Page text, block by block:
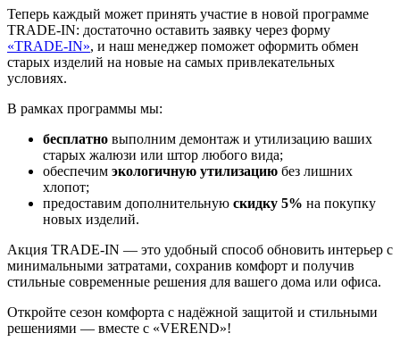
Теперь каждый может принять участие в новой программе
TRADE-IN: достаточно оставить заявку через форму
«TRADE-IN», и наш менеджер поможет оформить обмен
старых изделий на новые на самых привлекательных
условиях.
В рамках программы мы:
бесплатно выполним демонтаж и утилизацию ваших
старых жалюзи или штор любого вида;
обеспечим экологичную утилизацию без лишних
хлопот;
предоставим дополнительную скидку 5% на покупку
новых изделий.
Акция TRADE-IN — это удобный способ обновить интерьер с
минимальными затратами, сохранив комфорт и получив
стильные современные решения для вашего дома или офиса.
Откройте сезон комфорта с надёжной защитой и стильными
решениями — вместе с «VEREND»!